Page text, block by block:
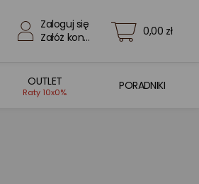
Zaloguj się
Załóż konto
0,00 zł
OUTLET
Raty 10x0%
PORADNIKI